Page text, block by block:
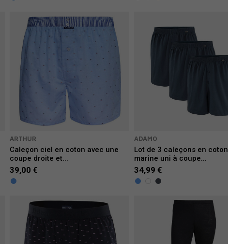
ARTHUR
Caleçon ciel en coton avec une
coupe droite et...
39,00 €
ADAMO
Lot de 3 caleçons en coton
marine uni à coupe...
34,99 €